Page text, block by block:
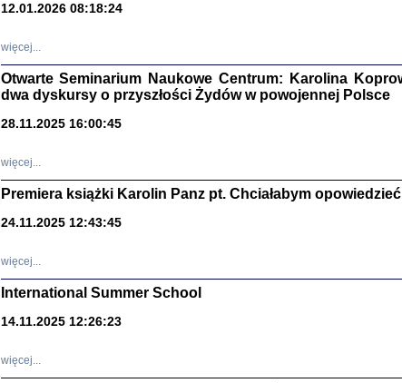
'z
Józef Zelkowicz,
CZYTAJĄC
Dziennik
12.01.2026 08:18:24
więcej...
Otwarte Seminarium Naukowe Centrum: Karolina
dwa dyskursy o przyszłości Żydów w powojennej Polsce
28.11.2025 16:00:45
więcej...
Premiera książki Karolin Panz pt. Chciałabym
24.11.2025 12:43:45
więcej...
International Summer School
14.11.2025 12:26:23
więcej...